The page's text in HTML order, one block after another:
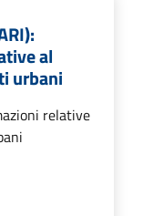
al
urbani
relative